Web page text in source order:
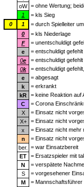
oW = ohne Wertung;
1
= kls Sieg
0
1
= durch Spielleiter
0
= kls Niederlage
F
= unentschuldigt
e
= entschuldigt gefehlt
0e
= entschuldigt
0k
= entschuldigt
e
= abgesagt
k
= erkrankt
kR
= keine Reaktion auf
C
= Corona
X
= Einsatz nicht
X+
= Einsatz nicht
x
= Einsatz nicht mehr
n
= Einsatz nicht
ber.
= war Einsatzbereit
ET
= Ersatzspieler mit
N
= verspätete
S
= vorgesehener
M
= Mannschaftsführer